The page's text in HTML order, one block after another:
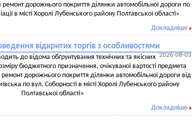
ремонт дорожнього покриття ділянки автомобільної дороги по
в місті Хоролі Лубенського району Полтавської області»
Докладніше
відкритих торгів з особливостями
2026-08-03
до відома обґрунтування технічних та якісних
бюджетного призначення, очікуваної вартості предмета
дорожнього покриття ділянки автомобільної дороги від
по вул. Соборності в місті Хоролі Лубенського району
Полтавської області»
Докладніше